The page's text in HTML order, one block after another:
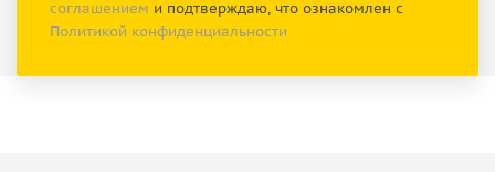
соглашением и подтверждаю, что ознакомлен с
Политикой конфиденциальности